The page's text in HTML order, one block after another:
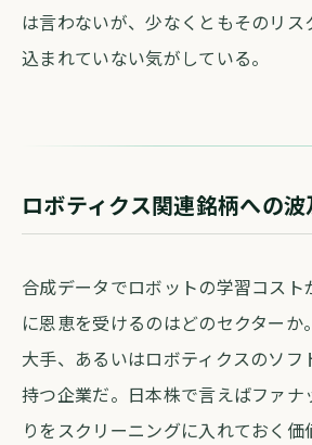
は言わないが、少なくともそのリス
込まれていない気がしている。
ロボティクス関連銘柄への
合成データでロボットの学習コスト
に恩恵を受けるのはどのセクターか
大手、あるいはロボティクスのソフ
持つ企業だ。日本株で言えばファナ
りをスクリーニングに入れておく価